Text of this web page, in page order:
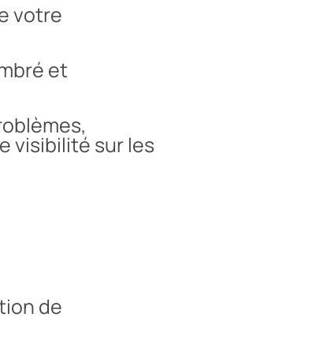
votre
et
visibilité sur les
de